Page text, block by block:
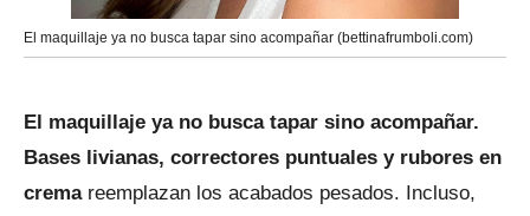
El maquillaje ya no busca tapar sino acompañar (bettinafrumboli.com)
El maquillaje ya no busca tapar sino acompañar.
Bases livianas, correctores puntuales y rubores en
cremareemplazan los acabados pesados. Incluso,